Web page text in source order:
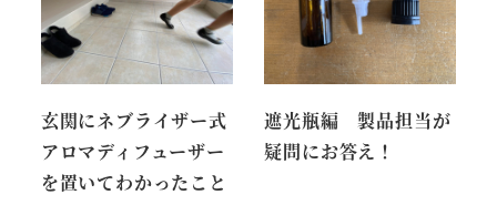
玄関にネブライザー式
アロマディフューザー
を置いてわかったこと
遮光瓶編 製品担当が
疑問にお答え！